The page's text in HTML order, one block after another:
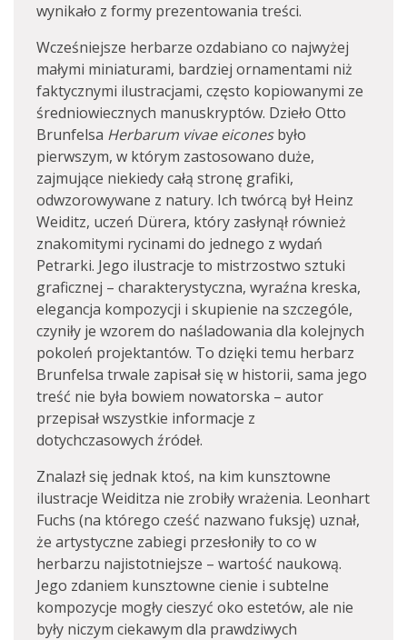
wynikało z formy prezentowania treści.
Wcześniejsze herbarze ozdabiano co najwyżej
małymi miniaturami, bardziej ornamentami niż
faktycznymi ilustracjami, często kopiowanymi ze
średniowiecznych manuskryptów. Dzieło Otto
Brunfelsa Herbarum vivae eiconesbyło
pierwszym, w którym zastosowano duże,
zajmujące niekiedy całą stronę grafiki,
odwzorowywane z natury. Ich twórcą był Heinz
Weiditz, uczeń Dürera, który zasłynął również
znakomitymi rycinami do jednego z wydań
Petrarki. Jego ilustracje to mistrzostwo sztuki
graficznej – charakterystyczna, wyraźna kreska,
elegancja kompozycji i skupienie na szczególe,
czyniły je wzorem do naśladowania dla kolejnych
pokoleń projektantów. To dzięki temu herbarz
Brunfelsa trwale zapisał się w historii, sama jego
treść nie była bowiem nowatorska – autor
przepisał wszystkie informacje z
dotychczasowych źródeł.
Znalazł się jednak ktoś, na kim kunsztowne
ilustracje Weiditza nie zrobiły wrażenia. Leonhart
Fuchs (na którego cześć nazwano fuksję) uznał,
że artystyczne zabiegi przesłoniły to co w
herbarzu najistotniejsze – wartość naukową.
Jego zdaniem kunsztowne cienie i subtelne
kompozycje mogły cieszyć oko estetów, ale nie
były niczym ciekawym dla prawdziwych